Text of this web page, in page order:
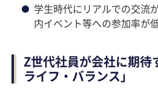
学生時代にリアルでの交流
内イベント等への参加率が低
Z世代社員が会社に期待
ライフ・バランス」